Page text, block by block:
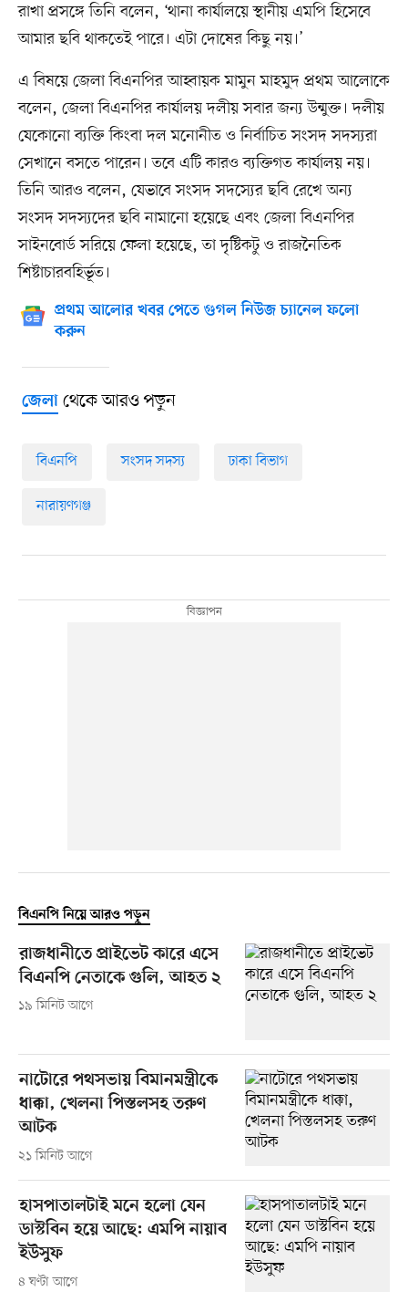
রাখা প্রসঙ্গে তিনি বলেন, ‘থানা কার্যালয়ে স্থানীয় এমপি হিসেবে
আমার ছবি থাকতেই পারে। এটা দোষের কিছু নয়।’
এ বিষয়ে জেলা বিএনপির আহ্বায়ক মামুন মাহমুদ প্রথম আলোকে
বলেন, জেলা বিএনপির কার্যালয় দলীয় সবার জন্য উন্মুক্ত। দলীয়
যেকোনো ব্যক্তি কিংবা দল মনোনীত ও নির্বাচিত সংসদ সদস্যরা
সেখানে বসতে পারেন। তবে এটি কারও ব্যক্তিগত কার্যালয় নয়।
তিনি আরও বলেন, যেভাবে সংসদ সদস্যের ছবি রেখে অন্য
সংসদ সদস্যদের ছবি নামানো হয়েছে এবং জেলা বিএনপির
সাইনবোর্ড সরিয়ে ফেলা হয়েছে, তা দৃষ্টিকটু ও রাজনৈতিক
শিষ্টাচারবহির্ভূত।
প্রথম আলোর খবর পেতে গুগল নিউজ চ্যানেল ফলো
করুন
জেলাথেকে আরও পড়ুন
বিএনপি সংসদ সদস্য ঢাকা বিভাগ
নারায়ণগঞ্জ
বিএনপি নিয়ে আরও পড়ুন
রাজধানীতে প্রাইভেট কারে এসে
বিএনপি নেতাকে গুলি, আহত ২
১৯ মিনিট আগে
নাটোরে পথসভায় বিমানমন্ত্রীকে
ধাক্কা, খেলনা পিস্তলসহ তরুণ
আটক
২১ মিনিট আগে
হাসপাতালটাই মনে হলো যেন
ডাস্টবিন হয়ে আছে: এমপি নায়াব
ইউসুফ
৪ ঘণ্টা আগে